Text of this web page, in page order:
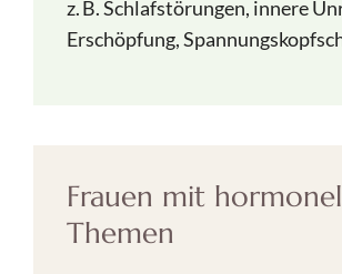
z. B. Schlafstörungen, innere
Erschöpfung,
Frauen mit
Themen